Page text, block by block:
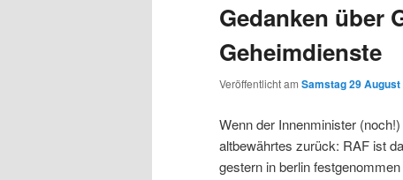
Gedanken über
Geheimdienste
Veröffentlicht am Samstag 29 August
Wenn der Innenminister
altbewährtes zurück: RAF ist
gestern in berlin